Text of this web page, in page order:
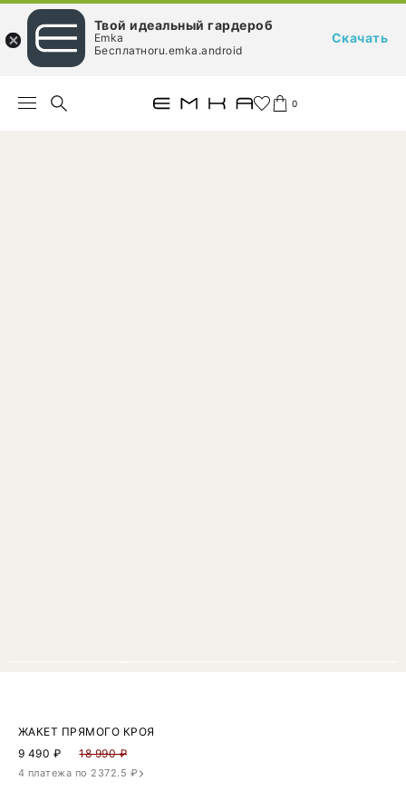
0
ЖАКЕТ ПРЯМОГО КРОЯ
9 490 ₽ 18 990 ₽
4 платежа по 2372.5 ₽
Твой идеальный гардероб
Emka
Бесплатноru.emka.android
Скачать